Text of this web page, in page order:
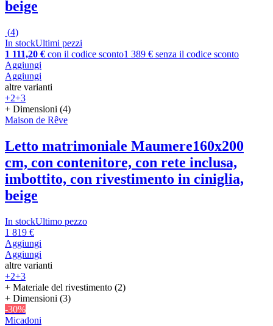
beige
(4)
In stockUltimi pezzi
1 111,20 € con il codice sconto1 389 € senza il codice sconto
Aggiungi
Aggiungi
altre varianti
+2+3
+ Dimensioni (4)
Maison de Rêve
Letto matrimoniale Maumere160x200
cm, con contenitore, con rete inclusa,
imbottito, con rivestimento in ciniglia,
beige
In stockUltimo pezzo
1 819 €
Aggiungi
Aggiungi
altre varianti
+2+3
+ Materiale del rivestimento (2)
+ Dimensioni (3)
-30%
Micadoni